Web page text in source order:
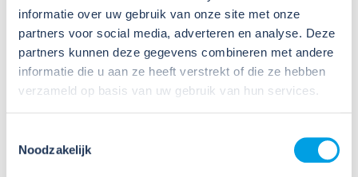
informatie over uw gebruik van onze site met onze
partners voor social media, adverteren en analyse. Deze
partners kunnen deze gegevens combineren met andere
informatie die u aan ze heeft verstrekt of die ze hebben
verzameld op basis van uw gebruik van hun services.
Noodzakelijk
daarmee voldoe je nog niet aan de verplichtingen
u...
Lees verder